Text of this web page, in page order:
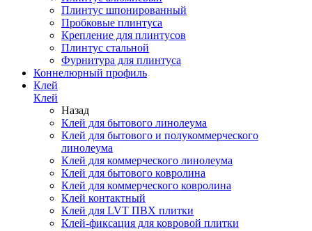
Плинтус шпонированный
Пробковые плинтуса
Крепление для плинтусов
Плинтус стальной
Фурнитура для плинтуса
Коннелюрный профиль
Клей
Клей
Назад
Клей для бытового линолеума
Клей для бытового и полукоммерческого
линолеума
Клей для коммерческого линолеума
Клей для бытового ковролина
Клей для коммерческого ковролина
Клей контактный
Клей для LVT ПВХ плитки
Клей-фиксация для ковровой плитки